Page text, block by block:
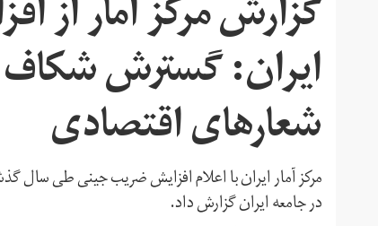
گزارش مرکز آمار از
ایران: گسترش شکاف
شعارهای اقتصادی
مرکز آمار ایران با اعلام افزایش ضریب جینی طی سال
در جامعه ایران گزارش داد.